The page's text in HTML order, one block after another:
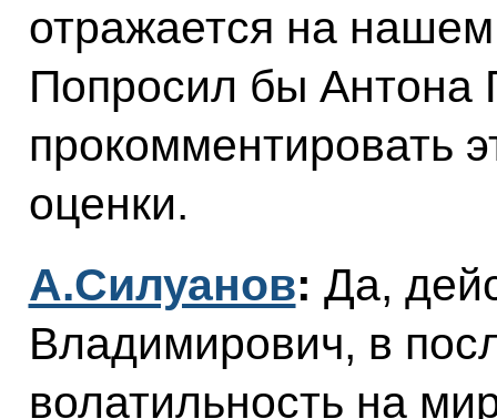
отражается на
Попросил бы Антона
прокомментировать
оценки.
А.Силуанов: Да,
Владимирович, в
волатильность на